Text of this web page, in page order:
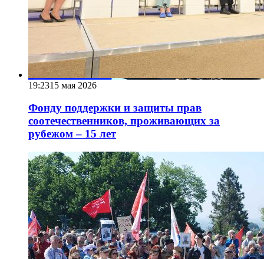
19:2315 мая 2026
Фонду поддержки и защиты прав
соотечественников, проживающих за
рубежом – 15 лет